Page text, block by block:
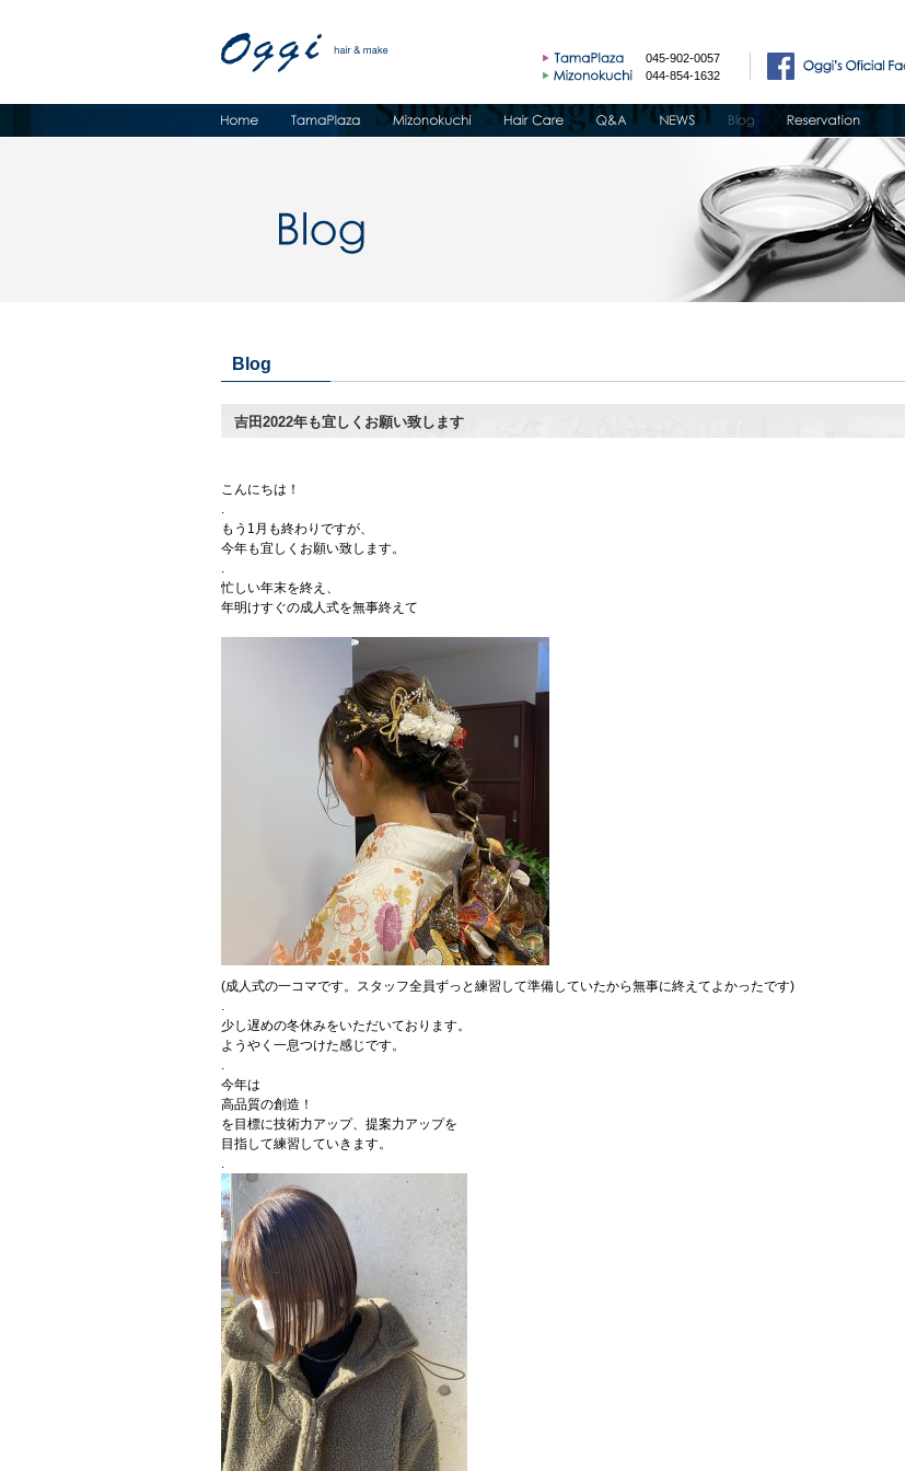
045-902-0057
044-854-1632
Blog
吉田2022年も宜しくお願い致します
こんにちは！
.
もう1月も終わりですが、
今年も宜しくお願い致します。
.
忙しい年末を終え、
年明けすぐの成人式を無事終えて
(成人式の一コマです。スタッフ全員ずっと練習して準備していたから無事に終えてよかったです)
.
少し遅めの冬休みをいただいております。
ようやく一息つけた感じです。
.
今年は
高品質の創造！
を目標に技術力アップ、提案力アップを
目指して練習していきます。
.